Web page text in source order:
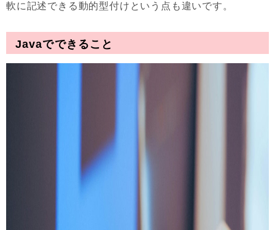
軟に記述できる動的型付けという点も違いです。
Javaでできること